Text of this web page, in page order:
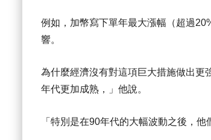
例如，加幣寫下單年最大漲幅（超過
響。
為什麼經濟沒有對這項巨大措施做出更
年代更加成熟，」他說。
「特別是在90年代的大幅波動之後，